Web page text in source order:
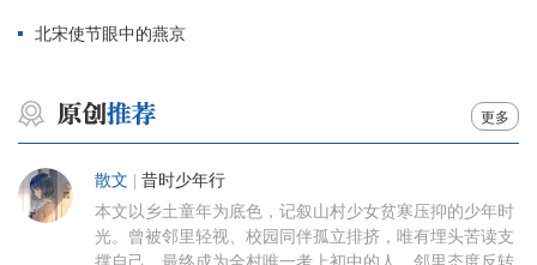
北宋使节眼中的燕京
更多
散文 昔时少年行
本文以乡土童年为底色，记叙山村少女贫寒压抑的少年时
光。曾被邻里轻视、校园同伴孤立排挤，唯有埋头苦读支